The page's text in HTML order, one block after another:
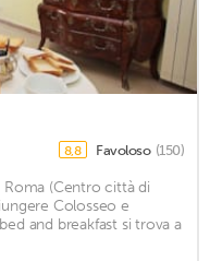
8,8 Favoloso (150)
Roma (Centro città di
Colosseo e
and breakfast si trova a